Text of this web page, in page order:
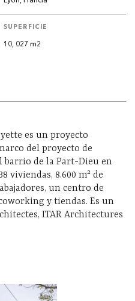
SUPERFICIE
10, 027 m2
es un proyecto
del proyecto de
barrio de la Part-Dieu en
viviendas, 8.600 m² de
un centro de
y tiendas. Es un
ITAR Architectures